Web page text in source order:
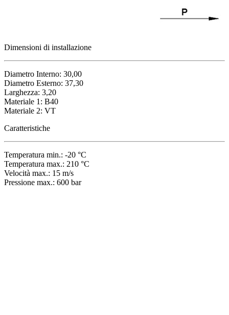
Dimensioni di installazione
Diametro Interno: 30,00
Diametro Esterno: 37,30
Larghezza: 3,20
Materiale 1: B40
Materiale 2: VT
Caratteristiche
Temperatura min.: -20 °C
Temperatura max.: 210 °C
Velocità max.: 15 m/s
Pressione max.: 600 bar